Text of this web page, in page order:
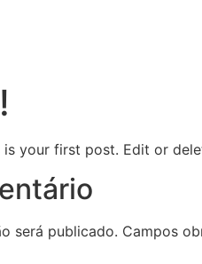
is your first post. Edit or
será publicado. Campos